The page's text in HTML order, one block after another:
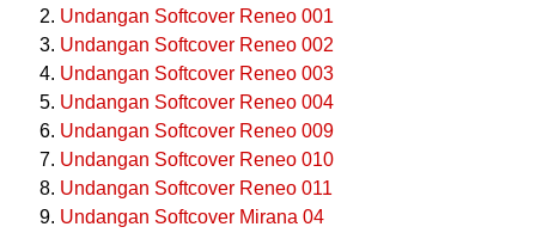
Undangan Softcover Reneo 001
Undangan Softcover Reneo 002
Undangan Softcover Reneo 003
Undangan Softcover Reneo 004
Undangan Softcover Reneo 009
Undangan Softcover Reneo 010
Undangan Softcover Reneo 011
Undangan Softcover Mirana 04